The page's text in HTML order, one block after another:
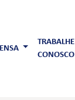
TRABALHE
CONOSCO